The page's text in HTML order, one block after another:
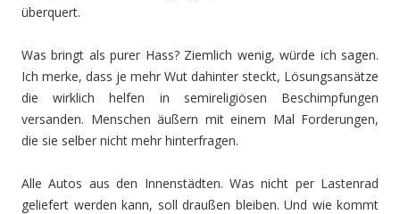
überquert.
Was bringt als purer Hass? Ziemlich wenig, würde ich sagen.
Ich merke, dass je mehr Wut dahinter steckt, Lösungsansätze
die wirklich helfen in semireligiösen Beschimpfungen
versanden. Menschen äußern mit einem Mal Forderungen,
die sie selber nicht mehr hinterfragen.
Alle Autos aus den Innenstädten. Was nicht per Lastenrad
geliefert werden kann, soll draußen bleiben. Und wie kommt